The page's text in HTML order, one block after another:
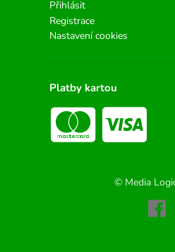
Přihlásit
Registrace
Nastavení cookies
Platby kartou
© Media